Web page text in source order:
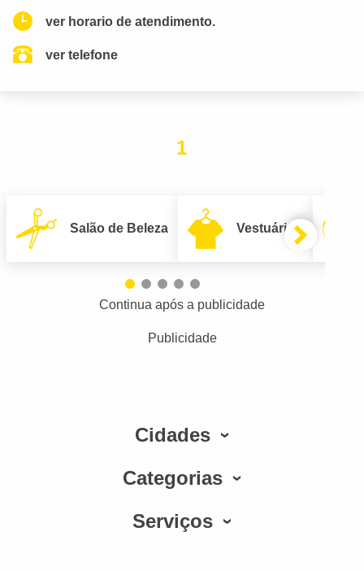
ver horario de atendimento.
ver telefone
1
Salão de Beleza Vestuário
Continua após a publicidade
Publicidade
Cidades
Categorias
Serviços